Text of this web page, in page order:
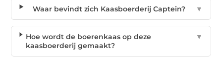
Waar bevindt zich Kaasboerderij Captein? ▼
Hoe wordt de boerenkaas op deze
kaasboerderij gemaakt?
▼